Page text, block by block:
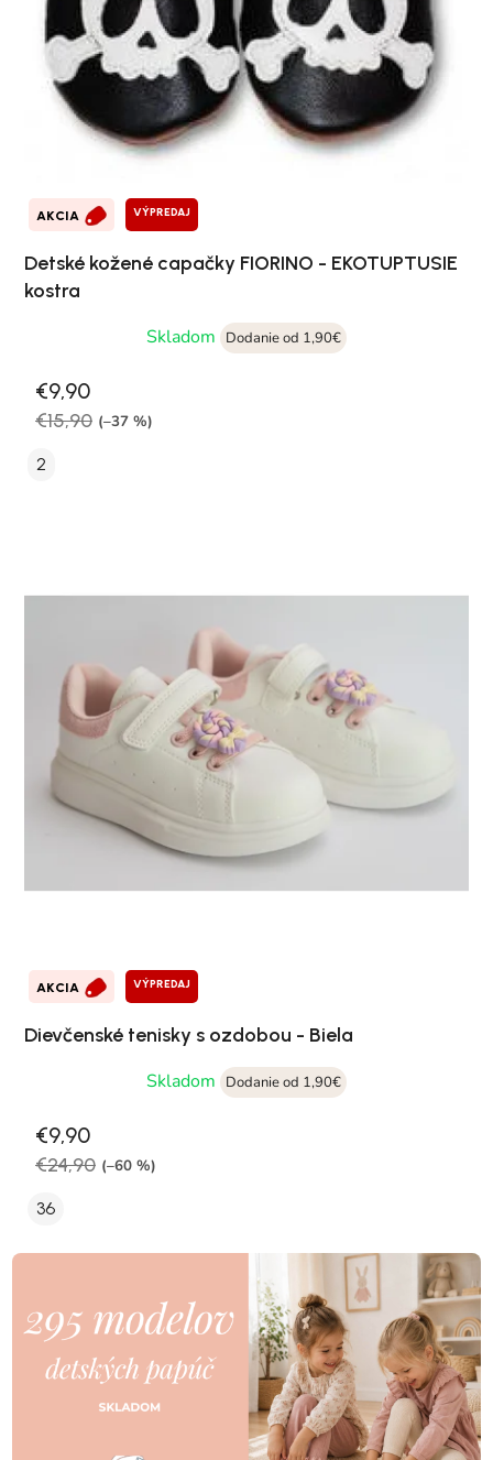
AKCIA VÝPREDAJ
Detské kožené capačky FIORINO - EKOTUPTUSIE
kostra
Skladom
Dodanie od 1,90€
€9,90
€15,90 (–37 %)
2
AKCIA VÝPREDAJ
Dievčenské tenisky s ozdobou - Biela
Skladom
Dodanie od 1,90€
€9,90
€24,90 (–60 %)
36